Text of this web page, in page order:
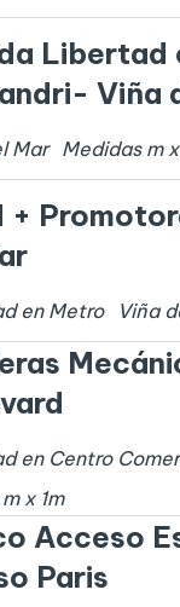
Libertad
Viña
Mar Medidas m x
+
en Metro Viña
en Centro
m x 1m
Acceso
Paris